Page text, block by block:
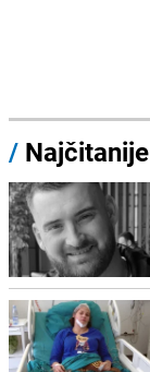
/ Najčitanije